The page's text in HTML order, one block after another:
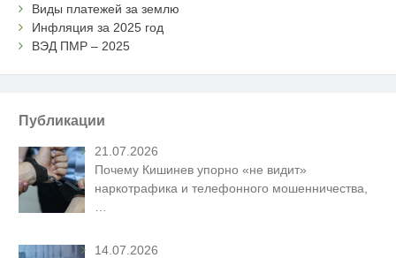
Виды платежей за землю
Инфляция за 2025 год
ВЭД ПМР – 2025
Публикации
21.07.2026
Почему Кишинев упорно «не видит»
наркотрафика и телефонного мошенничества,
…
14.07.2026